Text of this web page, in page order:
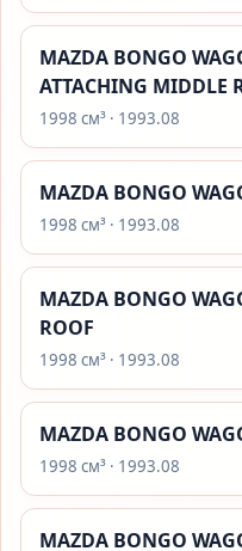
MAZDA BONGO
ATTACHING MIDDLE
1998 см³ · 1993.08
MAZDA BONGO
1998 см³ · 1993.08
MAZDA BONGO
ROOF
1998 см³ · 1993.08
MAZDA BONGO
1998 см³ · 1993.08
MAZDA BONGO